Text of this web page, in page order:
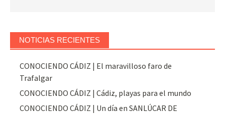
NOTICIAS RECIENTES
CONOCIENDO CÁDIZ | El maravilloso faro de
Trafalgar
CONOCIENDO CÁDIZ | Cádiz, playas para el mundo
CONOCIENDO CÁDIZ | Un día en SANLÚCAR DE